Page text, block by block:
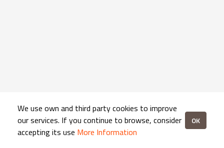
We use own and third party cookies to improve
our services. If you continue to browse, consider
accepting its use More Information
OK